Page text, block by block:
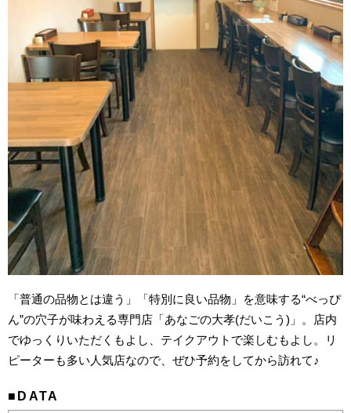
「普通の品物とは違う」「特別に良い品物」を意味する“べっぴ
ん”の穴子が味わえる専門店「あなごの大孝(だいこう)」。店内
でゆっくりいただくもよし、テイクアウトで楽しむもよし。リ
ピーターも多い人気店なので、ぜひ予約をしてから訪れて♪
■DATA